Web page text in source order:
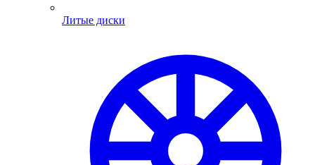
Литые диски